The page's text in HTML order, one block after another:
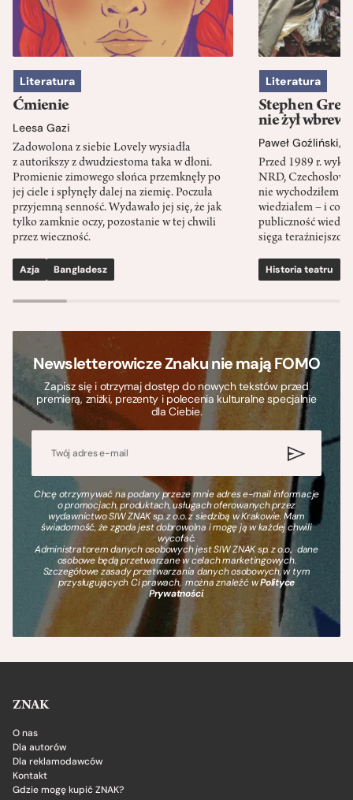
Literatura
Ćmienie
Leesa Gazi
Zadowolona z siebie Lovely wysiadła
z autorikszy z dwudziestoma taka w dłoni.
Promienie zimowego słońca przemknęły po
jej ciele i spłynęły dalej na ziemię. Poczuła
przyjemną senność. Wydawało jej się, że jak
tylko zamknie oczy, pozostanie w tej chwili
przez wieczność.
Azja Bangladesz
Literatura
Stephen
nie żył wbrew
Paweł Goźliński,
Przed 1989 r.
NRD,
nie wychodziłem
wiedziałem – i co
publiczność
sięga
Historia teatru
Newsletterowicze Znaku nie mają FOMO
Zapisz się i otrzymaj dostęp do nowych tekstów przed
premierą, zniżki, prezenty i polecenia kulturalne specjalnie
dla Ciebie.
Chcę otrzymywać na podany przeze mnie adres e-mail informacje
o promocjach, produktach, usługach oferowanych przez
wydawnictwo SIW ZNAK sp. z o.o. z siedzibą w Krakowie. Mam
świadomość, że zgoda jest dobrowolna i mogę ją w każdej chwili
wycofać.
Administratorem danych osobowych jest SIW ZNAK sp. z o.o., dane
osobowe będą przetwarzane w celach marketingowych.
Szczegółowe zasady przetwarzania danych osobowych, w tym
przysługujących Ci prawach, można znaleźć wPolityce
Prywatności.
ZNAK
O nas
Dla autorów
Dla reklamodawców
Kontakt
Gdzie mogę kupić ZNAK?